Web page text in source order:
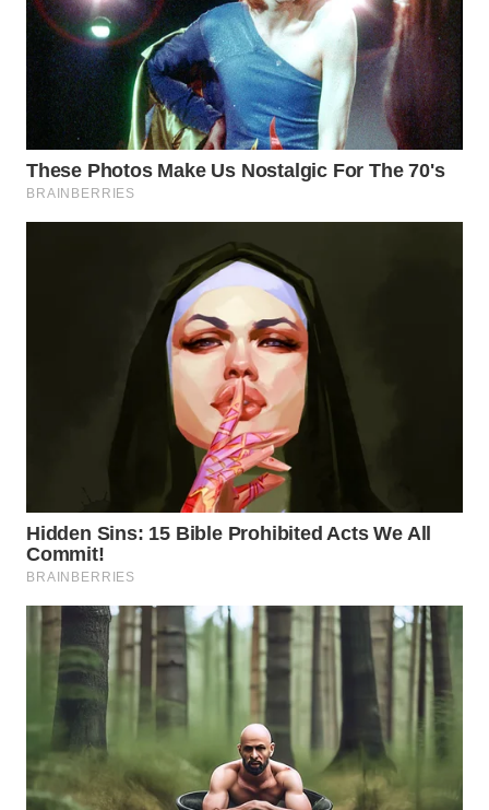
WN
SOLO
WN
BOROBUDUR
WN
MANDALIKA
WN
LIKUPANG
WN
LABUANBAJO
WN
BORNEO